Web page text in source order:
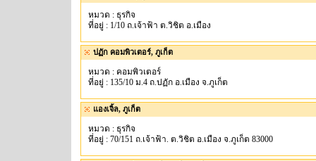
หมวด : ธุรกิจ
ที่อยู่ : 1/10 ถ.เจ้าฟ้า ต.วิชิต อ.เมือง
ปฏัก คอมพิวเตอร์, ภูเก็ต
หมวด : คอมพิวเตอร์
ที่อยู่ : 135/10 ม.4 ถ.ปฏัก อ.เมือง จ.ภูเก็ต
แองเจิ้ล, ภูเก็ต
หมวด : ธุรกิจ
ที่อยู่ : 70/151 ถ.เจ้าฟ้า. ต.วิชิต อ.เมือง จ.ภูเก็ต 83000